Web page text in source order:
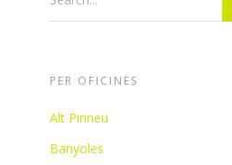
PER OFICINES
Alt Pirineu
Banyoles